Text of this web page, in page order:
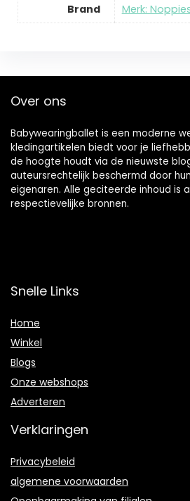
Brand Merk:
Over ons
Babywearingballet is een moderne
kledingartikelen biedt voor je
de hoogte houdt via de nieuwste
auteursrechtelijk beschermd door
eigenaren. Alle geciteerde inhoud is
respectievelijke bronnen.
Snelle Links
Home
Winkel
Blogs
Onze webshops
Adverteren
Verklaringen
Privacybeleid
algemene voorwaarden